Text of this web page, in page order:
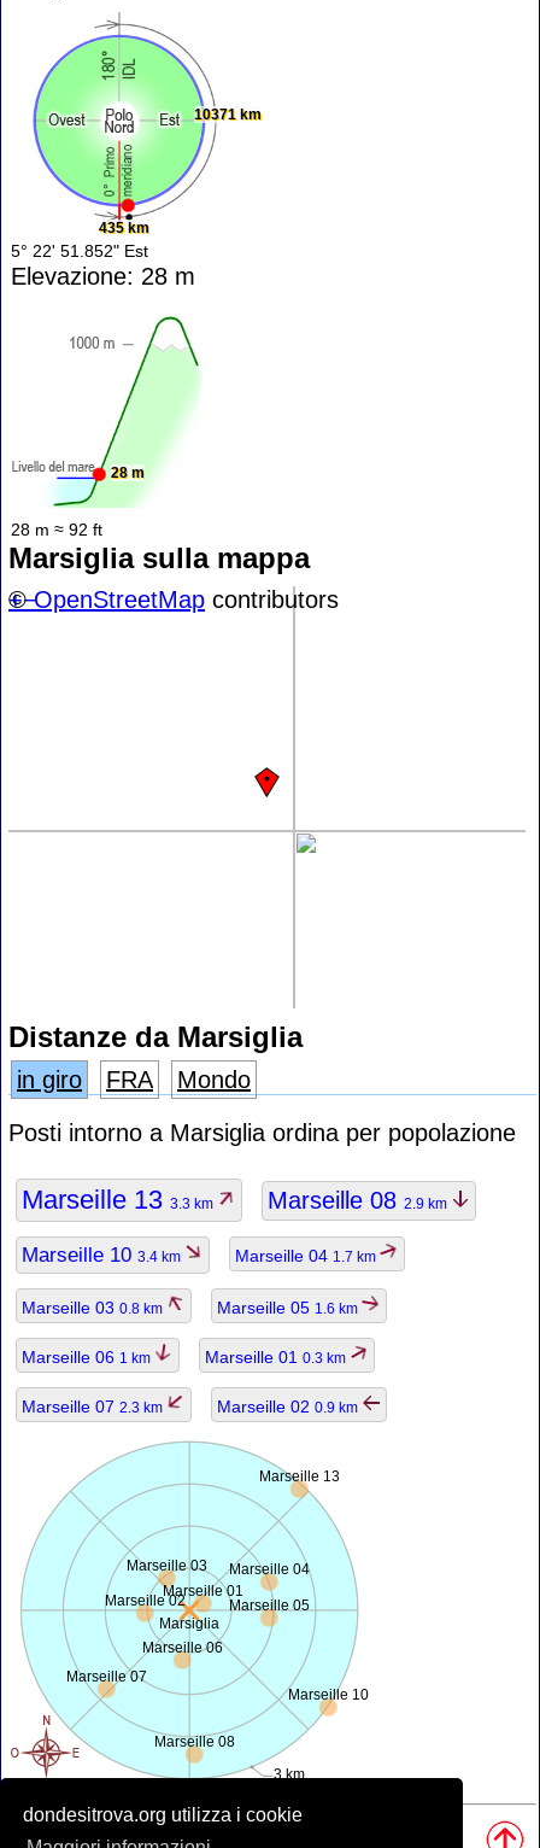
dondesitrova.org utilizza i cookie
435 km
10371 km
5° 22' 51.852" Est
Elevazione: 28 m
28 m
28 m ≈ 92 ft
Marsiglia sulla mappa
+−
©OpenStreetMap contributors
Distanze da Marsiglia
in giro FRA
Mondo
Posti intorno a Marsiglia ordina per popolazione
Marseille 13 3.3 km Marseille 08 2.9 km
Marseille 10 3.4 km Marseille 04 1.7 km
Marseille 03 0.8 km Marseille 05 1.6 km
Marseille 06 1 km Marseille 01 0.3 km
Marseille 07 2.3 km Marseille 02 0.9 km
Marsiglia
3 km
Marseille 13
Marseille 08
Marseille 10
Marseille 04
Marseille 03
Marseille 05
Marseille 06
Marseille 01
Marseille 07
Marseille 02